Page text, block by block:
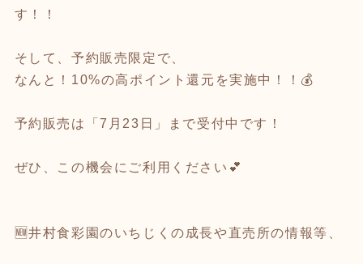
す！！
そして、予約販売限定で、
なんと！10%の高ポイント還元を実施中！！💰
予約販売は「7月23日」まで受付中です！
ぜひ、この機会にご利用ください💕
🆕井村食彩園のいちじくの成長や直売所の情報等、